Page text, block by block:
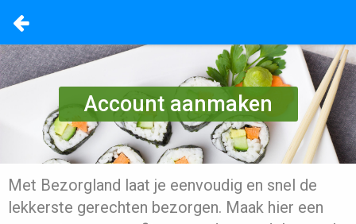
Account aanmaken
Met Bezorgland laat je eenvoudig en snel de
lekkerste gerechten bezorgen. Maak hier een